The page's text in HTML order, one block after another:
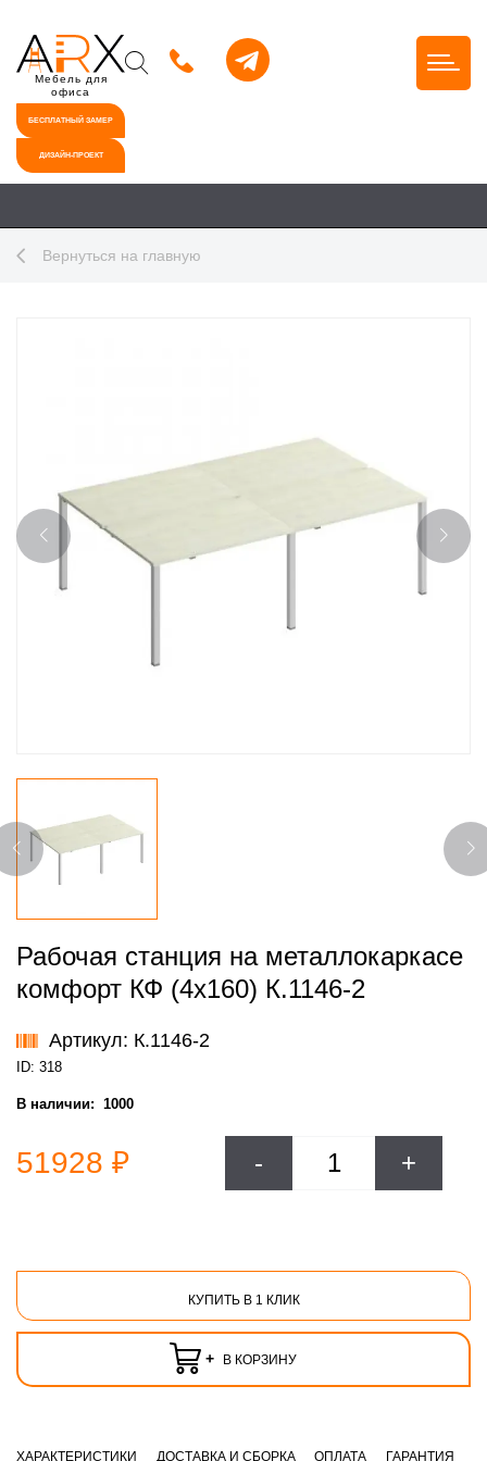
Мебель для
офиса
БЕСПЛАТНЫЙ ЗАМЕР
ДИЗАЙН-ПРОЕКТ
Вернуться на главную
Рабочая станция на металлокаркасе
комфорт КФ (4х160) К.1146-2
Артикул: К.1146-2
ID: 318
В наличии: 1000
51928 ₽ - +
КУПИТЬ В 1 КЛИК
+ В КОРЗИНУ
ХАРАКТЕРИСТИКИ ДОСТАВКА И СБОРКА ОПЛАТА ГАРАНТИЯ